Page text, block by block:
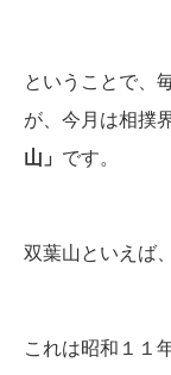
ということで、
が、今月は相撲
山」 です。
双葉山といえば
これは昭和１１